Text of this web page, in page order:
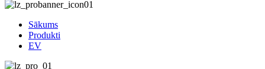
Sākums
Produkti
EV